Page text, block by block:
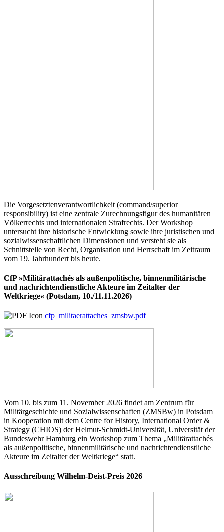
Die Vorgesetztenverantwortlichkeit (command/superior
responsibility) ist eine zentrale Zurechnungsfigur des humanitären
Völkerrechts und internationalen Strafrechts. Der Workshop
untersucht ihre historische Entwicklung sowie ihre juristischen und
sozialwissenschaftlichen Dimensionen und versteht sie als
Schnittstelle von Recht, Organisation und Herrschaft im Zeitraum
vom 19. Jahrhundert bis heute.
CfP »Militärattachés als außenpolitische, binnenmilitärische
und nachrichtendienstliche Akteure im Zeitalter der
Weltkriege« (Potsdam, 10./11.11.2026)
cfp_militaerattaches_zmsbw.pdf
Vom 10. bis zum 11. November 2026 findet am Zentrum für
Militärgeschichte und Sozialwissenschaften (ZMSBw) in Potsdam
in Kooperation mit dem Centre for History, International Order &
Strategy (CHIOS) der Helmut-Schmidt-Universität, Universität der
Bundeswehr Hamburg ein Workshop zum Thema „Militärattachés
als außenpolitische, binnenmilitärische und nachrichtendienstliche
Akteure im Zeitalter der Weltkriege“ statt.
Ausschreibung Wilhelm-Deist-Preis 2026